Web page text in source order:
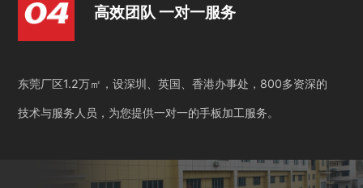
高效团队 一对一服务
东莞厂区1.2万㎡，设深圳、英国、香港办事处，800多资深的
技术与服务人员，为您提供一对一的手板加工服务。